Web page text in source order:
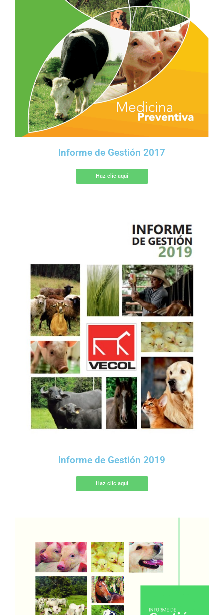
Informe de Gestión 2017
Haz clic aquí
Informe de Gestión 2019
Haz clic aquí